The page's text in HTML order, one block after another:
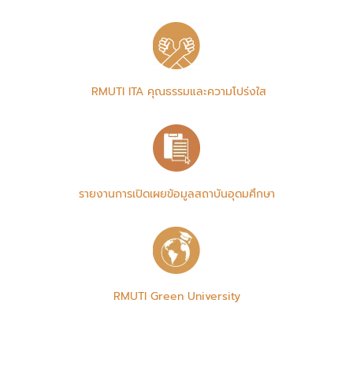
RMUTI ITA คุณธรรมและความโปร่งใส
รายงานการเปิดเผยข้อมูลสถาบันอุดมศึกษา
RMUTI Green University